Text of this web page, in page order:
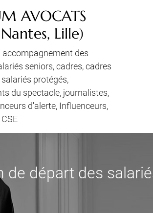
AVOCATS
Lille)
accompagnement des
seniors, cadres, cadres
protégés,
du spectacle, journalistes,
d'alerte, Influenceurs,
de départ des